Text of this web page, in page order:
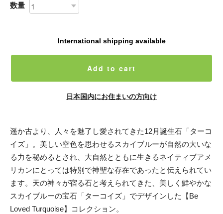
数量
International shipping available
Add to cart
日本国内にお住まいの方向け
遥か古より、人々を魅了し愛されてきた12月誕生石「ターコ
イズ」。美しい空色を思わせるスカイブルーが自然の大いな
る力を秘めるとされ、大自然とともに生きるネイティブアメ
リカンにとっては特別で神聖な存在であったと伝えられてい
ます。天の神々が宿る石と考えられてきた、美しく鮮やかな
スカイブルーの宝石「ターコイズ」でデザインした【Be
Loved Turquoise】コレクション。